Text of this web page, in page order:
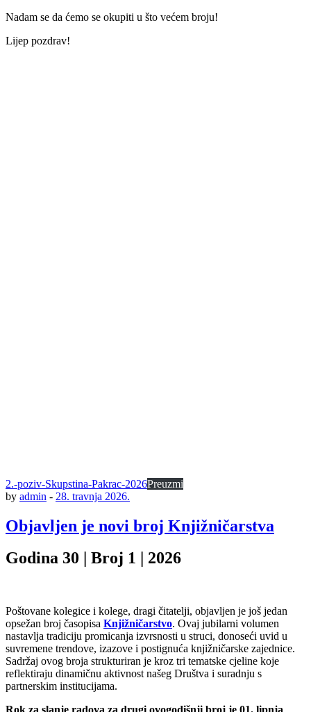
Nadam se da ćemo se okupiti u što većem broju!
Lijep pozdrav!
2.-poziv-Skupstina-Pakrac-2026Preuzmi
by admin - 28. travnja 2026.
Objavljen je novi broj Knjižničarstva
Godina 30 | Broj 1 | 2026
Poštovane kolegice i kolege, dragi čitatelji, objavljen je još jedan
opsežan broj časopisa Knjižničarstvo. Ovaj jubilarni volumen
nastavlja tradiciju promicanja izvrsnosti u struci, donoseći uvid u
suvremene trendove, izazove i postignuća knjižničarske zajednice.
Sadržaj ovog broja strukturiran je kroz tri tematske cjeline koje
reflektiraju dinamičnu aktivnost našeg Društva i suradnju s
partnerskim institucijama.